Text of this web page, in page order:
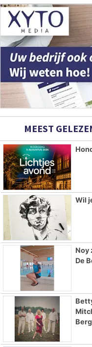
MEEST
Wil
Noy
De